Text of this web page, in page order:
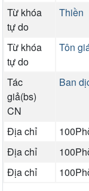
Từ khóa
tự do
Thiền
Từ khóa
tự do
Tôn
Tác
giả(bs)
CN
Ban
Địa chỉ
Địa chỉ
Địa chỉ